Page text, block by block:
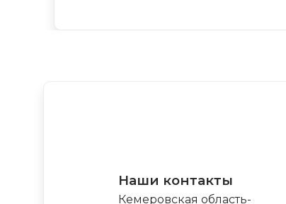
Наши контакты
Кемеровская область-